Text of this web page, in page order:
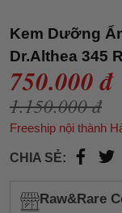
Kem Dưỡng
Dr.Althea 345
750.000 đ
1.150.000 đ
Freeship nội thành
CHIA SẺ:
Raw&Rare